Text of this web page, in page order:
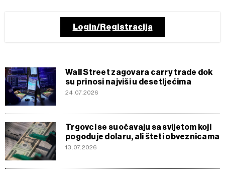
Login/Registracija
Wall Street zagovara carry trade dok
su prinosi najviši u desetljećima
24.07.2026
Trgovci se suočavaju sa svijetom koji
pogoduje dolaru, ali šteti obveznicama
13.07.2026